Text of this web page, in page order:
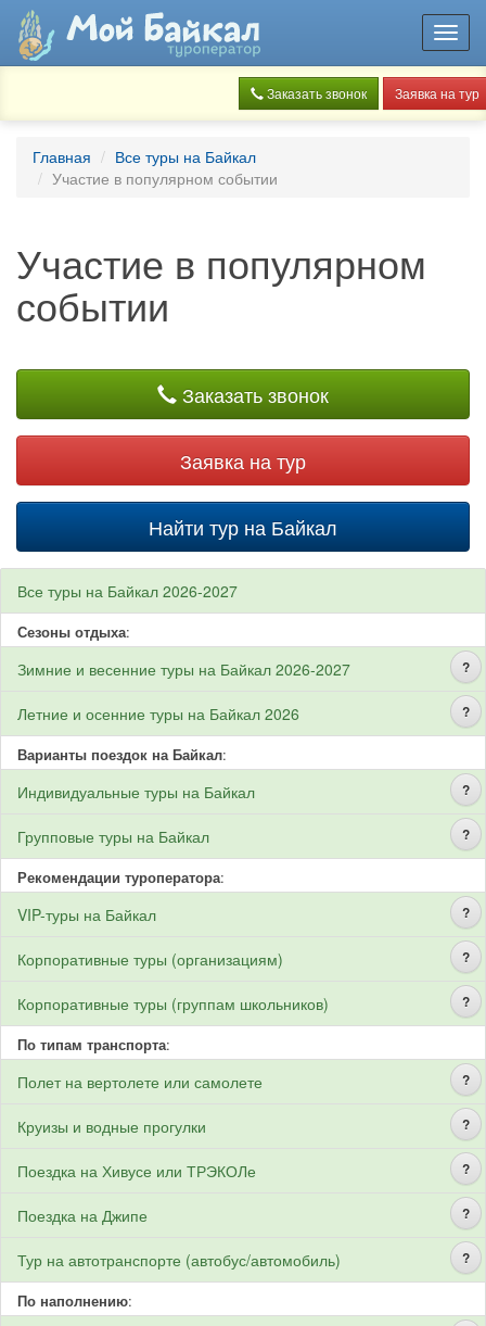
Заказать звонок Заявка на тур
Главная
Все туры на Байкал
Участие в популярном событии
Участие в популярном
событии
Заказать звонок
Заявка на тур
Найти тур на Байкал
Все туры на Байкал 2026-2027
Сезоны отдыха:
?
Зимние и весенние туры на Байкал 2026-2027
?
Летние и осенние туры на Байкал 2026
Варианты поездок на Байкал:
?
Индивидуальные туры на Байкал
?
Групповые туры на Байкал
Рекомендации туроператора:
?
VIP-туры на Байкал
?
Корпоративные туры (организациям)
?
Корпоративные туры (группам школьников)
По типам транспорта:
?
Полет на вертолете или самолете
?
Круизы и водные прогулки
?
Поездка на Хивусе или ТРЭКОЛе
?
Поездка на Джипе
?
Тур на автотранспорте (автобус/автомобиль)
По наполнению: